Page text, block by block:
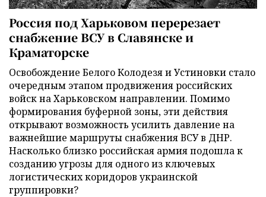
Россия под Харьковом перерезает
снабжение ВСУ в Славянске и
Краматорске
Освобождение Белого Колодезя и Устиновки стало
очередным этапом продвижения российских
войск на Харьковском направлении. Помимо
формирования буферной зоны, эти действия
открывают возможность усилить давление на
важнейшие маршруты снабжения ВСУ в ДНР.
Насколько близко российская армия подошла к
созданию угрозы для одного из ключевых
логистических коридоров украинской
группировки?